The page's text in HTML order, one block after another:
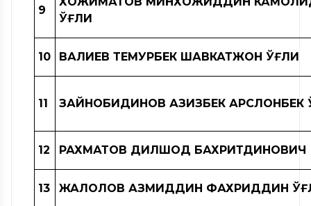
9
ЎҒЛИ
10 ВАЛИЕВ ТЕМУРБЕК ШАВКАТЖОН ЎҒЛИ
11 ЗАЙНОБИДИНОВ АЗИЗБЕК АРСЛОНБЕК
12 РАХМАТОВ ДИЛШОД БАХРИТДИНОВИЧ
13 ЖАЛОЛОВ АЗМИДДИН ФАХРИДДИН